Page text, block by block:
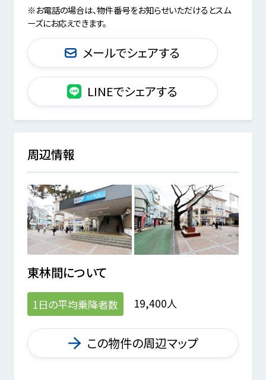
※お電話の場合は、物件番号をお知らせいただけるとスム
ーズにお応えできます。
メールでシェアする
LINEでシェアする
周辺情報
東林間について
1日の平均乗降者数 19,400人
この物件の周辺マップ